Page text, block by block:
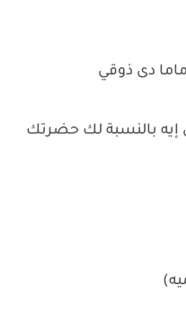
دى ذوقي
إيه بالنسبة لك حضرتك